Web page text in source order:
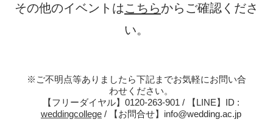
その他のイベントはこちらからご確認くださ
い。
※ご不明点等ありましたら下記までお気軽にお問い合
わせください。
【フリーダイヤル】0120-263-901 / 【LINE】ID :
weddingcollege/ 【お問合せ】info@wedding.ac.jp